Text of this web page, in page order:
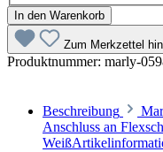
In den Warenkorb
Zum Merkzettel
Produktnummer: marly-
Beschreibung
Anschluss an